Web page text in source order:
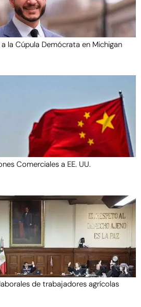
la Cúpula Demócrata en Michigan
Comerciales a EE. UU.
de trabajadores agrícolas